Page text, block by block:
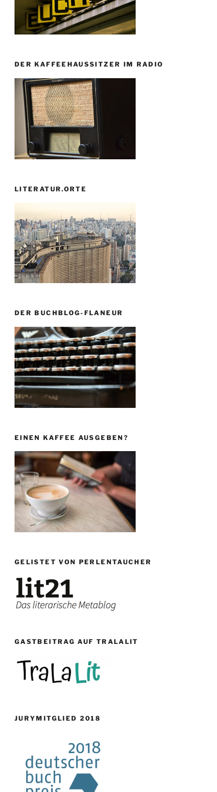
DER KAFFEEHAUSSITZER IM RADIO
LITERATUR.ORTE
DER BUCHBLOG-FLANEUR
EINEN KAFFEE AUSGEBEN?
GELISTET VON PERLENTAUCHER
GASTBEITRAG AUF TRALALIT
JURYMITGLIED 2018